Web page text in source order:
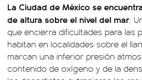
La Ciudad de México se
de altura sobre el nivel del mar.
que encierra dificultades para las
habitan en localidades sobre el
marcan una inferior presión
contenido de oxígeno y de la